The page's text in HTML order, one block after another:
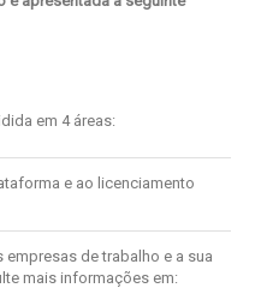
em 4 áreas:
e ao licenciamento
empresas de trabalho e a sua
mais informações em: